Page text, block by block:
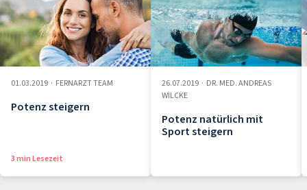
01.03.2019 · FERNARZT TEAM
Potenz steigern
3 min Lesezeit
26.07.2019 · DR. MED. ANDREAS
WILCKE
Potenz natürlich mit
Sport steigern